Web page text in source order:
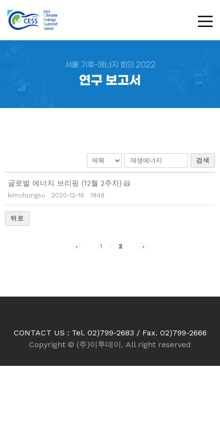
서울 기후-에너지 회의 2022
연구 보고서
검색
글로벌 에너지 브리핑 (12월 2주차)
kimchungsu 2020-12-16 1949
뒤로
1 2
CONTACT US : Tel. 02)799-2683 / Fax. 02)799-2666
Copyright © (주)이투데이. All right reserved